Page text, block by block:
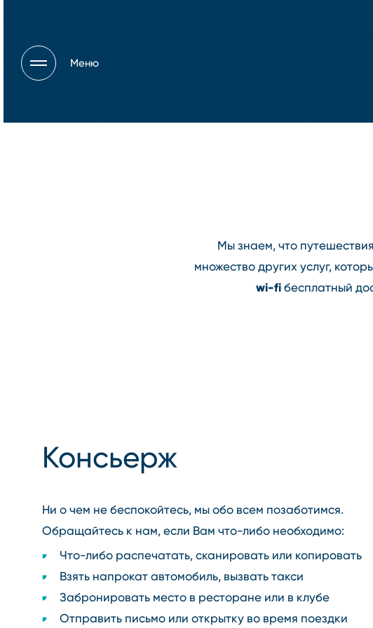
Меню
Мы знаем, что
множество других услуг,
wi⁠-⁠fiбесплатный
Консьерж
Ни о чем не беспокойтесь, мы обо всем позаботимся.
Обращайтесь к нам, если Вам что⁠-⁠либо необходимо:
Что⁠-⁠либо распечатать, сканировать или копировать
Взять напрокат автомобиль, вызвать такси
Забронировать место в ресторане или в клубе
Отправить письмо или открытку во время поездки